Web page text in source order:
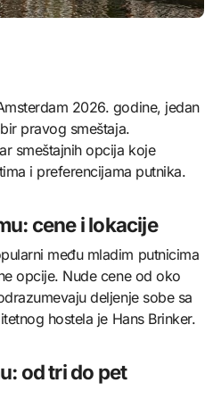
2026. godine, jedan
pravog smeštaja.
smeštajnih opcija koje
i preferencijama putnika.
cene i lokacije
među mladim putnicima
opcije. Nude cene od oko
deljenje sobe sa
hostela je Hans Brinker.
od tri do pet